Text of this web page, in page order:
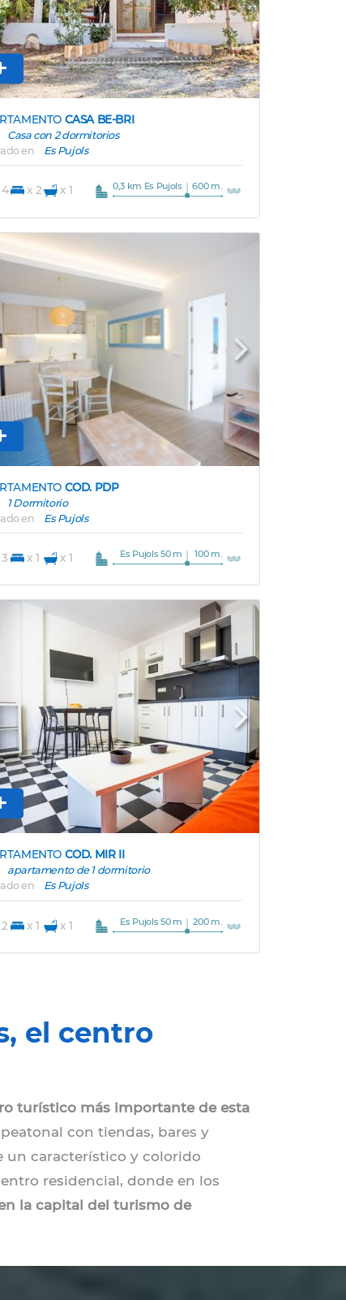
CASA BE-BRI
Casa con 2 dormitorios
en
Es Pujols
4 x 2 x 1 0,3 km Es Pujols 600 m.
Next
COD. PDP
1 Dormitorio
en
Es Pujols
x 1 x 1 Es Pujols 50 m 100 m.
Next
COD. MIR II
apartamento de 1 dormitorio
en
Es Pujols
x 1 x 1 Es Pujols 50 m 200 m.
el centro
turístico más importante de esta
con tiendas, bares y
un característico y colorido
residencial, donde en los
la capital del turismo de
de los muchos clubes que